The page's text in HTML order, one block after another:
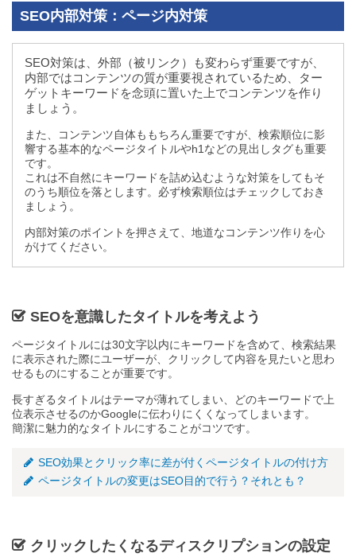
SEO内部対策：ページ内対策
SEO対策は、外部（被リンク）も変わらず重要ですが、
内部ではコンテンツの質が重要視されているため、ター
ゲットキーワードを念頭に置いた上でコンテンツを作り
ましょう。
また、コンテンツ自体ももちろん重要ですが、検索順位に影
響する基本的なページタイトルやh1などの見出しタグも重要
です。
これは不自然にキーワードを詰め込むような対策をしてもそ
のうち順位を落とします。必ず検索順位はチェックしておき
ましょう。
内部対策のポイントを押さえて、地道なコンテンツ作りを心
がけてください。
SEOを意識したタイトルを考えよう
ページタイトルには30文字以内にキーワードを含めて、検索結果
に表示された際にユーザーが、クリックして内容を見たいと思わ
せるものにすることが重要です。
長すぎるタイトルはテーマが薄れてしまい、どのキーワードで上
位表示させるのかGoogleに伝わりにくくなってしまいます。
簡潔に魅力的なタイトルにすることがコツです。
SEO効果とクリック率に差が付くページタイトルの付け方
ページタイトルの変更はSEO目的で行う？それとも？
クリックしたくなるディスクリプションの設定